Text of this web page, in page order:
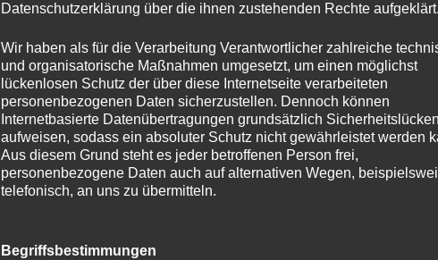
Datenschutzerklärung über die ihnen zustehenden Rechte aufgeklärt.
Wir haben als für die Verarbeitung Verantwortlicher zahlreiche
und organisatorische Maßnahmen umgesetzt, um einen möglichst
lückenlosen Schutz der über diese Internetseite verarbeiteten
personenbezogenen Daten sicherzustellen. Dennoch können
Internetbasierte Datenübertragungen grundsätzlich Sicherheitslücken
aufweisen, sodass ein absoluter Schutz nicht gewährleistet werden
Aus diesem Grund steht es jeder betroffenen Person frei,
personenbezogene Daten auch auf alternativen Wegen,
telefonisch, an uns zu übermitteln.
Begriffsbestimmungen